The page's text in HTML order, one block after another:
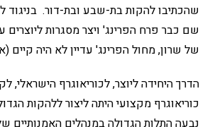
שהכתיבו להקות בת-שבע ובת-דור. בניגוד
שם כבר פרח הפרינג' ויצר מסגרות ליוצרים
של שרון, מחול הפרינג' עדיין לא היה קיים (אשל,
הדרך היחידה ליוצר, לכוריאוגרף
כוריאוגרף מקצועי היתה ליצור ללהקות